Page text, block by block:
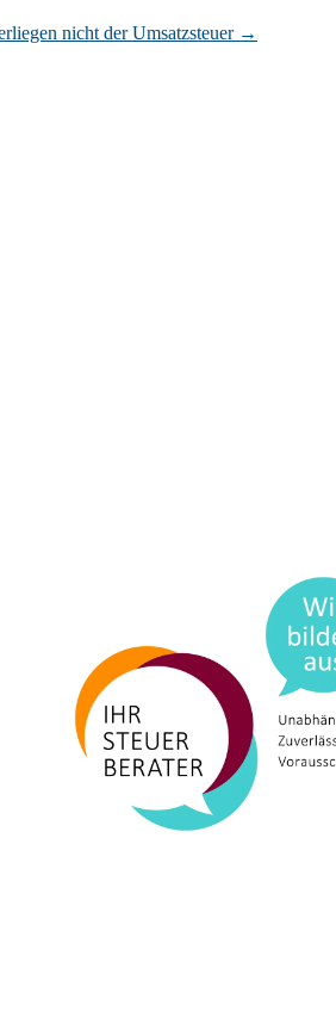
nicht der Umsatzsteuer →